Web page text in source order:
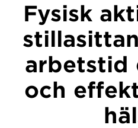
Fysisk
arbetstid
och